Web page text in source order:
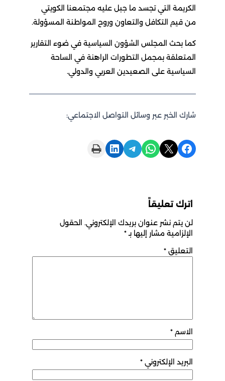
الكريمة التي تجسد ما جبل عليه مجتمعنا الكويتي
من قيم التكافل والتعاون وروح المواطنة المسؤولة.
كما بحث المجلس الشؤون السياسية في ضوء التقارير
المتعلقة بمجمل التطورات الراهنة في الساحة
السياسية على الصعيدين العربي والدولي.
شارك الخبر عبر وسائل التواصل الاجتماعي:
Share on Facebook
Share on X
Share on WhatsApp
Share on Telegram
Share on LinkedIn
Print this Page
اترك تعليقاً
لن يتم نشر عنوان بريدك الإلكتروني. الحقول
الإلزامية مشار إليها بـ*
التعليق *
الاسم *
البريد الإلكتروني *